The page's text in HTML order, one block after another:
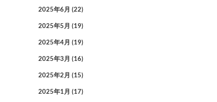
2025年6月 (22)
2025年5月 (19)
2025年4月 (19)
2025年3月 (16)
2025年2月 (15)
2025年1月 (17)